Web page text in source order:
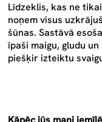
Līdzeklis, kas ne
noņem visus
šūnas. Sastāvā
īpaši maigu, gludu
piešķir izteiktu